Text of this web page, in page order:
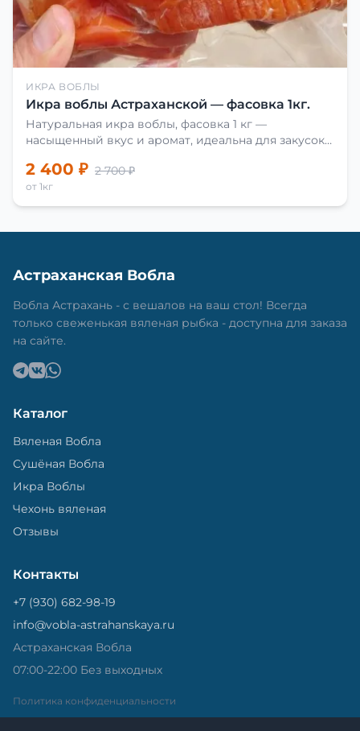
ИКРА ВОБЛЫ
Икра воблы Астраханской — фасовка 1кг.
Натуральная икра воблы, фасовка 1 кг —
насыщенный вкус и аромат, идеальна для закусок
2 400 ₽ 2 700 ₽
от 1кг
Астраханская Вобла
Вобла Астрахань - с вешалов на ваш стол! Всегда
только свеженькая вяленая рыбка - доступна для заказа
на сайте.
Каталог
Вяленая Вобла
Сушёная Вобла
Икра Воблы
Чехонь вяленая
Отзывы
Контакты
+7 (930) 682-98-19
info@vobla-astrahanskaya.ru
Астраханская Вобла
07:00-22:00 Без выходных
Политика конфиденциальности